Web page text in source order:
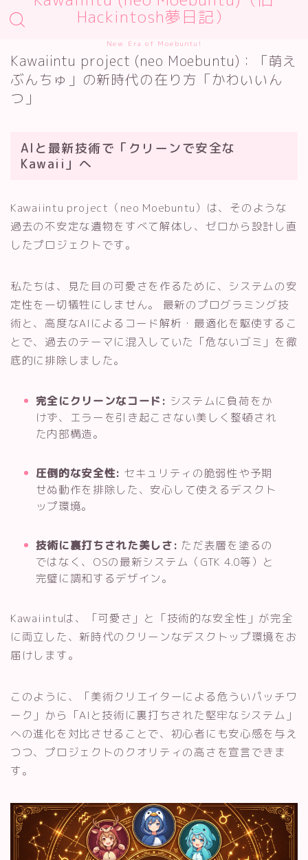
Hackintosh夢日記）
New Era of Moebuntu!
Kawaiintu project (neo Moebuntu)：「萌え
ぶんちゅ」の新時代の在り方「かわいいん
つ」
AIと最新技術で「クリーンで安全な
Kawaii」へ
Kawaiintu project（neo Moebuntu）は、そのような
過去の不安定な遺物をすべて解体し、ゼロから設計し直
したプロジェクトです。
私たちは、見た目の可愛さを作るために、システムの安
定性を一切犠牲にしません。 最新のプログラミング技
術と、高度なAIによるコード解析・最適化を駆使するこ
とで、過去のテーマに混入していた「危ないゴミ」を徹
底的に排除しました。
完全にクリーンなコード: システムに負荷をか
けず、エラーを引き起こさない美しく整頓され
た内部構造。
圧倒的な安全性: セキュリティの脆弱性や予期
せぬ動作を排除した、安心して使えるデスクト
ップ環境。
技術に裏打ちされた美しさ: ただ表層を塗るの
ではなく、OSの最新システム（GTK 4.0等）と
完璧に調和するデザイン。
Kawaiintuは、「可愛さ」と「技術的な安全性」が完全
に両立した、新時代のクリーンなデスクトップ環境をお
届けします。
このように、「美術クリエイターによる危ういパッチワ
ーク」から「AIと技術に裏打ちされた堅牢なシステム」
への進化を対比させることで、初心者にも安心感を与え
つつ、プロジェクトのクオリティの高さを宣言できま
す。